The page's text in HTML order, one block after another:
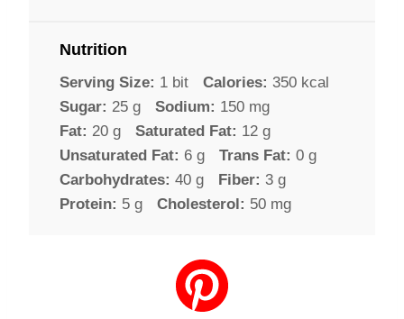
Nutrition
Serving Size: 1 bit Calories: 350 kcal
Sugar: 25 g Sodium: 150 mg
Fat: 20 g Saturated Fat: 12 g
Unsaturated Fat: 6 g Trans Fat: 0 g
Carbohydrates: 40 g Fiber: 3 g
Protein: 5 g Cholesterol: 50 mg